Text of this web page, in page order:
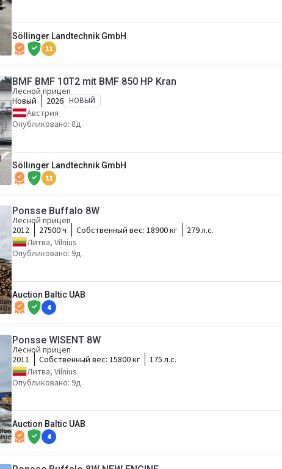
Söllinger Landtechnik GmbH
11
BMF BMF 10T2 mit BMF 850 HP Kran
Лесной прицеп
Новый
2026 НОВЫЙ
Австрия
Опубликовано: 8д.
Söllinger Landtechnik GmbH
11
Ponsse Buffalo 8W
Лесной прицеп
2012
27500 ч Собственный вес: 18900 кг
279 л.с.
Литва, Vilnius
Опубликовано: 9д.
Auction Baltic UAB
4
Ponsse WISENT 8W
Лесной прицеп
2011
Собственный вес: 15800 кг
175 л.с.
Литва, Vilnius
Опубликовано: 9д.
Auction Baltic UAB
4